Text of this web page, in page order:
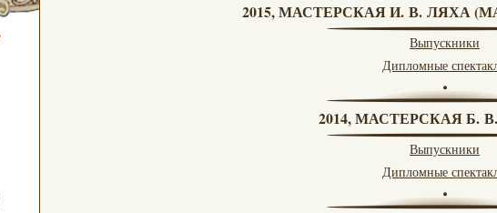
2015, МАСТЕРСКАЯ И. В. ЛЯХА
Выпускники
Дипломные
2014, МАСТЕРСКАЯ Б.
Выпускники
Дипломные